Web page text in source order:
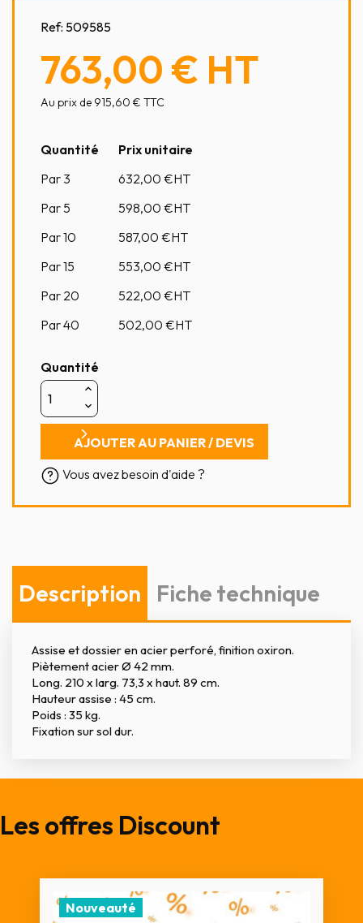
Ref: 509585
763,00 € HT
Au prix de 915,60 € TTC
Quantité
Prix unitaire
Par 3
632,00 €HT
Par 5
598,00 €HT
Par 10
587,00 €HT
Par 15
553,00 €HT
Par 20
522,00 €HT
Par 40
502,00 €HT
Quantité
AJOUTER AU PANIER / DEVIS
Vous avez besoin d'aide ?
Description Fiche technique
Assise et dossier en acier perforé, finition oxiron.
Piètement acier Ø 42 mm.
Long. 210 x larg. 73,3 x haut. 89 cm.
Hauteur assise : 45 cm.
Poids : 35 kg.
Fixation sur sol dur.
Les offres Discount
Nouveauté